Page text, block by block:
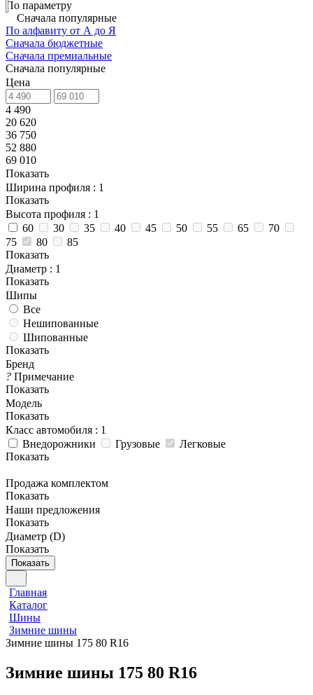
По параметру
Сначала популярные
По алфавиту от А до Я
Сначала бюджетные
Сначала премиальные
Сначала популярные
Цена
4 490
20 620
36 750
52 880
69 010
Показать
Ширина профиля : 1
Показать
Высота профиля : 1
60
30 35 40 45 50 55 65
70
75
80
85
Показать
Диаметр : 1
Показать
Шипы
Все
Нешипованные
Шипованные
Показать
Бренд
? Примечание
Показать
Модель
Показать
Класс автомобиля : 1
Внедорожники
Грузовые
Легковые
Показать
Продажа комплектом
Показать
Наши предложения
Показать
Диаметр (D)
Показать
Показать
Главная
Каталог
Шины
Зимние шины
Зимние шины 175 80 R16
Зимние шины 175 80 R16